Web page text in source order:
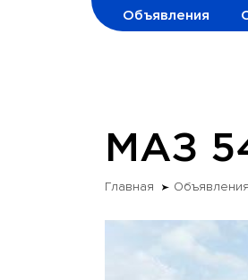
Объявления
МАЗ
Главная Объявления